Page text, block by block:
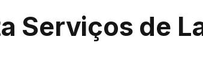
Serviços de